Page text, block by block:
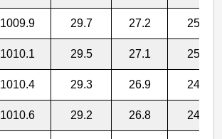
1009.9 29.7 27.2 25.1
1010.1 29.5 27.1 25.0
1010.4 29.3 26.9 24.9
1010.6 29.2 26.8 24.8